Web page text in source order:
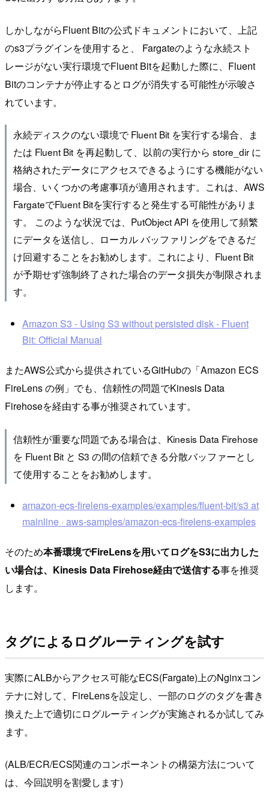
しかしながらFluent Bitの公式ドキュメントにおいて、上記
のs3プラグインを使用すると、 Fargateのような永続スト
レージがない実行環境でFluent Bitを起動した際に、Fluent
Bitのコンテナが停止するとログが消失する可能性が示唆さ
れています。
永続ディスクのない環境で Fluent Bit を実行する場合、ま
たは Fluent Bit を再起動して、以前の実行から store_dir に
格納されたデータにアクセスできるようにする機能がない
場合、いくつかの考慮事項が適用されます。これは、AWS
FargateでFluent Bitを実行すると発生する可能性がありま
す。 このような状況では、PutObject API を使用して頻繁
にデータを送信し、ローカル バッファリングをできるだ
け回避することをお勧めします。これにより、Fluent Bit
が予期せず強制終了された場合のデータ損失が制限されま
す。
Amazon S3 - Using S3 without persisted disk - Fluent
Bit: Official Manual
またAWS公式から提供されているGitHubの「Amazon ECS
FireLens の例」でも、信頼性の問題でKinesis Data
Firehoseを経由する事が推奨されています。
信頼性が重要な問題である場合は、Kinesis Data Firehose
を Fluent Bit と S3 の間の信頼できる分散バッファーとし
て使用することをお勧めします。
amazon-ecs-firelens-examples/examples/fluent-bit/s3 at
mainline · aws-samples/amazon-ecs-firelens-examples
そのため本番環境でFireLensを用いてログをS3に出力した
い場合は、Kinesis Data Firehose経由で送信する事を推奨
します。
タグによるログルーティングを試す
実際にALBからアクセス可能なECS(Fargate)上のNginxコン
テナに対して、FireLensを設定し、一部のログのタグを書き
換えた上で適切にログルーティングが実施されるか試してみ
ます。
(ALB/ECR/ECS関連のコンポーネントの構築方法について
は、今回説明を割愛します)